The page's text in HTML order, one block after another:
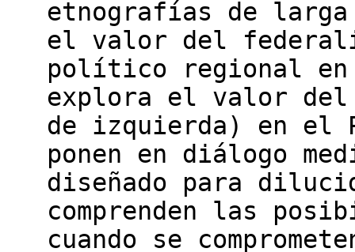
etnografías de larga
el valor del
político regional en
explora el valor del
de izquierda) en el
ponen en diálogo
diseñado para
comprenden las
cuando se